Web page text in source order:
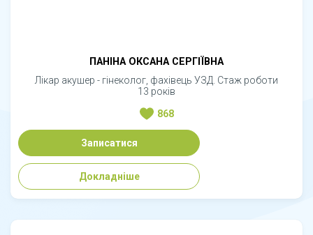
ПАНІНА ОКСАНА СЕРГІЇВНА
Лікар акушер - гінеколог, фахівець УЗД. Стаж роботи
13 років
868
Записатися
Докладніше